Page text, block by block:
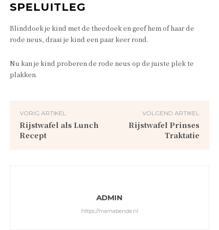
SPELUITLEG
Blinddoek je kind met de theedoek en geef hem of haar de
rode neus, draai je kind een paar keer rond.
Nu kan je kind proberen de rode neus op de juiste plek te
plakken.
VORIG ARTIKEL
Rijstwafel als Lunch
Recept
VOLGEND ARTIKEL
Rijstwafel Prinses
Traktatie
ADMIN
https://mamabende.nl